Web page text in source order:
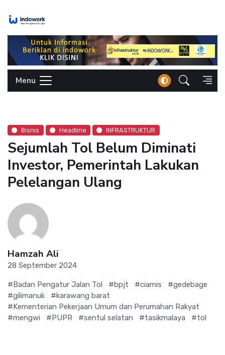
Menu
Bisnis Headline INFRASTRUKTUR
Sejumlah Tol Belum Diminati
Investor, Pemerintah Lakukan
Pelelangan Ulang
Hamzah Ali
28 September 2024
#Badan Pengatur Jalan Tol #bpjt #ciamis
#gedebage
#gilimanuk
#karawang barat
#Kementerian Pekerjaan Umum dan Perumahan Rakyat
#mengwi
#PUPR #sentul selatan #tasikmalaya #tol